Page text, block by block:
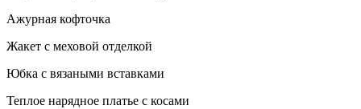
Ажурная кофточка
Жакет с меховой отделкой
Юбка с вязаными вставками
Теплое нарядное платье с косами